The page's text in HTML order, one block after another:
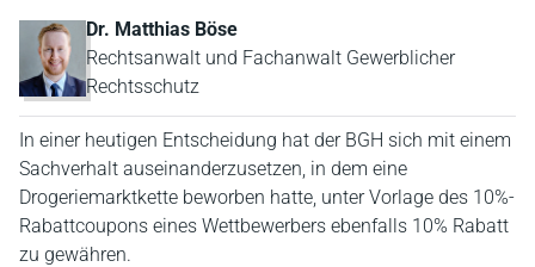
Dr. Matthias Böse
Rechtsanwalt und Fachanwalt Gewerblicher
Rechtsschutz
In einer heutigen Entscheidung hat der BGH sich mit einem
Sachverhalt auseinanderzusetzen, in dem eine
Drogeriemarktkette beworben hatte, unter Vorlage des 10%-
Rabattcoupons eines Wettbewerbers ebenfalls 10% Rabatt
zu gewähren.